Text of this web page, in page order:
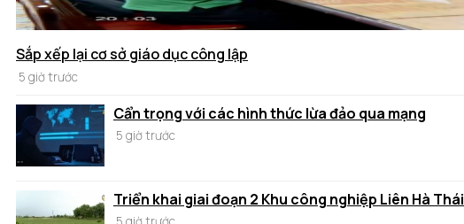
Sắp xếp lại cơ sở giáo dục công lập
5 giờ trước
Cẩn trọng với các hình thức lừa đảo qua mạng
5 giờ trước
Triển khai giai đoạn 2 Khu công nghiệp Liên Hà Thái